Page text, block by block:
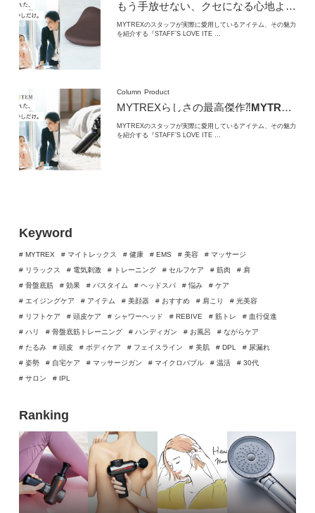
Keyword
# MYTREX # マイトレックス # 健康 # EMS # 美容
# マッサージ
# リラックス
# 電気刺激 # トレーニング # セルフケア # 筋肉
# 肩
# 骨盤底筋
# 効果 # バスタイム # ヘッドスパ # 悩み
# ケア
# エイジングケア
# アイテム # 美顔器 # おすすめ # 肩こり
# 光美容
# リフトケア
# 頭皮ケア # シャワーヘッド # REBIVE # 筋トレ
# 血行促進
# ハリ
# 骨盤底筋トレーニング # ハンディガン # お風呂
# ながらケア
# たるみ
# 頭皮 # ボディケア # フェイスライン # 美肌 # DPL
# 尿漏れ
# 姿勢
# 自宅ケア # マッサージガン # マイクロバブル # 温活
# 30代
# サロン
# IPL
Ranking
もう手放せない、クセになる心地よさ
MYTREXのスタッフが実際に愛用しているアイテム、その魅力
を紹介する『STAFF’S LOVE ITE …
Column Product
MYTREXらしさの最高傑作⁈MYTREX VIDO
MYTREXのスタッフが実際に愛用しているアイテム、その魅力
を紹介する『STAFF’S LOVE ITE …